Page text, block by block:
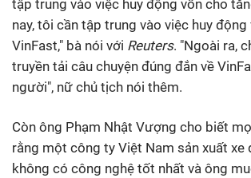
tập trung vào việc huy động vốn cho
nay, tôi cần tập trung vào việc huy động
VinFast," bà nói với Reuters. "Ngoài ra,
truyền tải câu chuyện đúng đắn về
người", nữ chủ tịch nói thêm.
Còn ông Phạm Nhật Vượng cho biết
rằng một công ty Việt Nam sản xuất xe
không có công nghệ tốt nhất và ông